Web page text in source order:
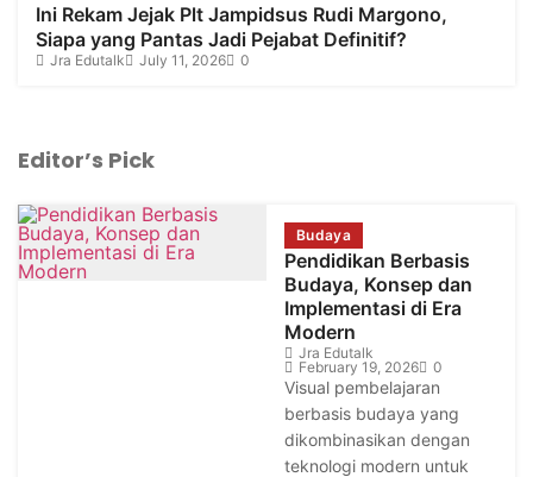
Ini Rekam Jejak Plt Jampidsus Rudi Margono,
Siapa yang Pantas Jadi Pejabat Definitif?
Jra Edutalk July 11, 2026 0
Editor’s Pick
Budaya
Pendidikan Berbasis
Budaya, Konsep dan
Implementasi di Era
Modern
Jra Edutalk
February 19, 2026
0
Visual pembelajaran
berbasis budaya yang
dikombinasikan dengan
teknologi modern untuk